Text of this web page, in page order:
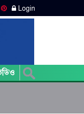
Login